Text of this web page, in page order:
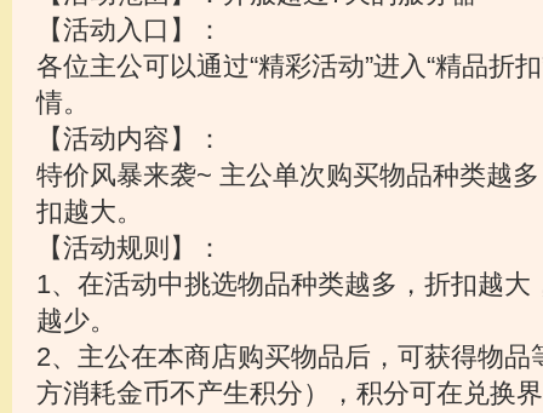
【活动入口】：
各位主公可以通过“精彩活动”进入“精品折
情。
【活动内容】：
特价风暴来袭~ 主公单次购买物品种类越
扣越大。
【活动规则】：
1、在活动中挑选物品种类越多，折扣越大
越少。
2、主公在本商店购买物品后，可获得物品
方消耗金币不产生积分），积分可在兑换